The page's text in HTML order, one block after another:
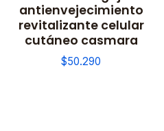
antienvejecimiento
revitalizante celular
cutáneo casmara
$50.290